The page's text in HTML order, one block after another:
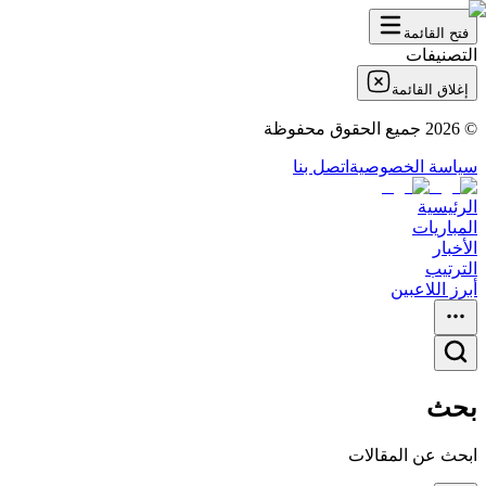
فتح القائمة
التصنيفات
إغلاق القائمة
©
2026 جميع الحقوق محفوظة
سياسة الخصوصية اتصل بنا
الرئيسية
المباريات
الأخبار
الترتيب
أبرز اللاعبين
بحث
ابحث عن المقالات